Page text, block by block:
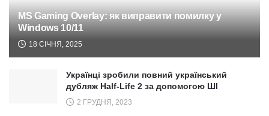
MS Gaming Overlay: як виправити помилку у
Windows 10/11
18 СІЧНЯ, 2025
Українці зробили повний український
дубляж Half-Life 2 за допомогою ШІ
2 ГРУДНЯ, 2023